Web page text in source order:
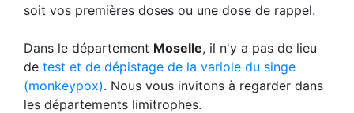
soit vos premières doses ou une dose de rappel.
Dans le département Moselle, il n'y a pas de lieu
de test et de dépistage de la variole du singe
(monkeypox). Nous vous invitons à regarder dans
les départements limitrophes.